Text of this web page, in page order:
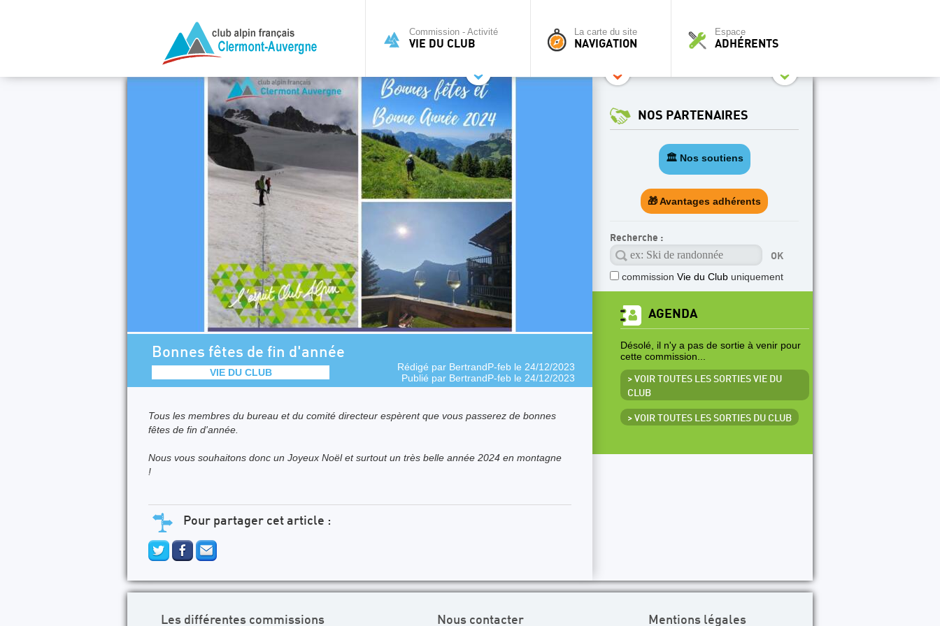
Commission - Activité
VIE DU CLUB
La carte du site
NAVIGATION
Espace
ADHÉRENTS
Bonnes fêtes de fin d'année
VIE DU CLUB Rédigé par BertrandP-feb le 24/12/2023
Publié par BertrandP-feb le 24/12/2023
Tous les membres du bureau et du comité directeur espèrent que vous passerez de bonnes
fêtes de fin d'année.
Nous vous souhaitons donc un Joyeux Noël et surtout un très belle année 2024 en montagne
!
Pour partager cet article :
NOS PARTENAIRES
🏛️ Nos soutiens
🎁 Avantages adhérents
Recherche :
commission Vie du Club uniquement
AGENDA
Désolé, il n'y a pas de sortie à venir pour
cette commission...
> VOIR TOUTES LES SORTIES VIE DU
CLUB
> VOIR TOUTES LES SORTIES DU CLUB
Les différentes commissions Nous contacter Mentions légales